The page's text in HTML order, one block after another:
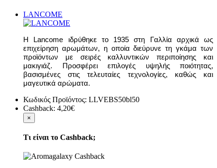
LANCOME
Η Lancome ιδρύθηκε το 1935 στη Γαλλία αρχικά ως
επιχείρηση αρωμάτων, η οποία διεύρυνε τη γκάμα των
προϊόντων με σειρές καλλυντικών περιποίησης και
μακιγιάζ. Προσφέρει επιλογές υψηλής ποιότητας,
βασισμένες στις τελευταίες τεχνολογίες, καθώς και
μαγευτικά αρώματα.
Κωδικός Προϊόντος: LLVEBS50bl50
Cashback: 4,20€
×
Τι είναι το Cashback;